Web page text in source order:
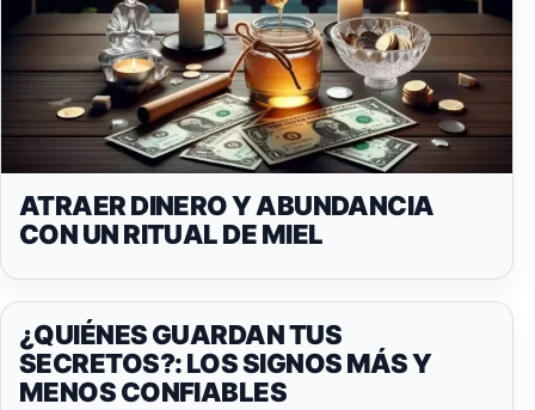
ATRAER DINERO Y ABUNDANCIA
CON UN RITUAL DE MIEL
¿QUIÉNES GUARDAN TUS
SECRETOS?: LOS SIGNOS MÁS Y
MENOS CONFIABLES